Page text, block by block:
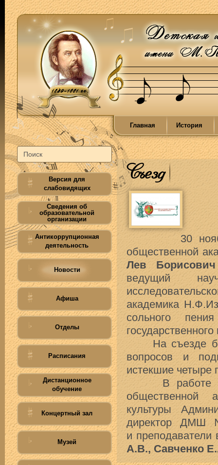
Главная История
Версия для
слабовидящих
Сведения об
образовательной
организации
Антикоррупционная
деятельность
Новости
Афиша
Отделы
Расписания
Дистанционное
обучение
Концертный зал
Музей
Съезд
30 ноября в
общественной
Лев
ведущий
академика
сольного
На съезде
вопросов и
истекшие четыре
В работе
общественной
культуры
директор ДМШ
и преподаватели
А.В., Савченко